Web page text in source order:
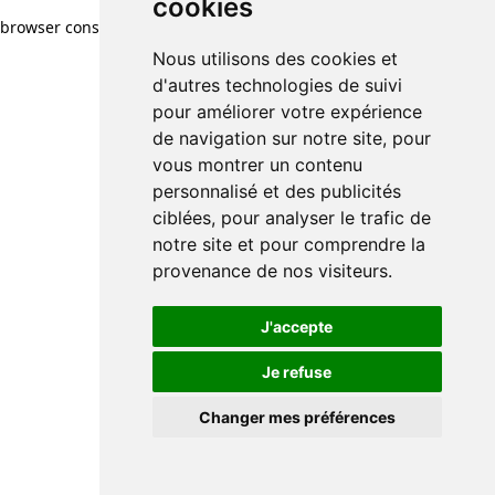
cookies
Nous utilisons des cookies et
d'autres technologies de suivi
pour améliorer votre expérience
de navigation sur notre site, pour
vous montrer un contenu
personnalisé et des publicités
ciblées, pour analyser le trafic de
notre site et pour comprendre la
provenance de nos visiteurs.
J'accepte
Je refuse
Changer mes préférences
browser console for more information)